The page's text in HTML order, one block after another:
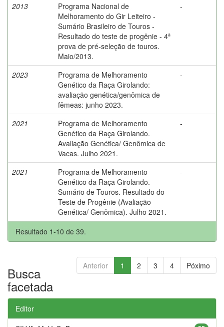
2013
Programa Nacional de
Melhoramento do Gir Leiteiro -
Sumário Brasileiro de Touros -
Resultado do teste de progênie - 4ª
prova de pré-seleção de touros.
Maio/2013.
-
2023
Programa de Melhoramento
Genético da Raça Girolando:
avaliação genética/genômica de
fêmeas: junho 2023.
-
2021
Programa de Melhoramento
Genético da Raça Girolando.
Avaliação Genética/ Genômica de
Vacas. Julho 2021.
-
2021
Programa de Melhoramento
Genético da Raça Girolando.
Sumário de Touros. Resultado do
Teste de Progênie (Avaliação
Genética/ Genômica). Julho 2021.
-
Resultado 1-10 de 39.
Anterior 1 2 3 4 Póximo
Busca
facetada
Editor